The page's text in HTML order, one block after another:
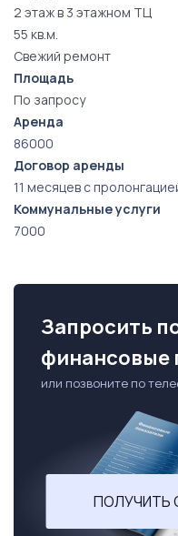
2 этаж в 3 этажном ТЦ
55 кв.м.
Свежий ремонт
Площадь
По запросу
Аренда
86000
Договор аренды
11 месяцев с
Коммунальные услуги
7000
Запросить
финансовые
или позвоните по
ПОЛУЧИТЬ